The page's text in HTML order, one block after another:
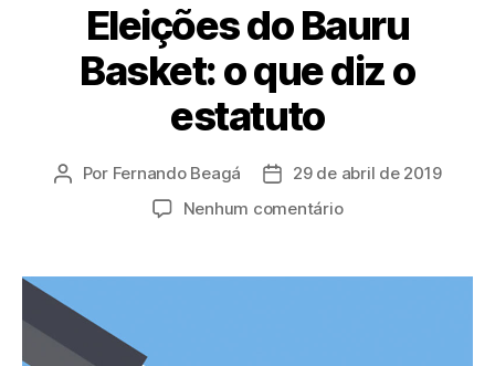
Eleições do Bauru
Basket: o que diz o
estatuto
Autor
Por Fernando Beagá
Data29 de abril de 2019
Nenhum comentárioem
Bauru